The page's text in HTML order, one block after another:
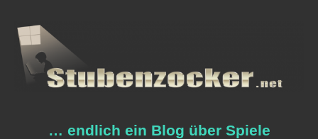
Inhalt
springen
… endlich ein Blog über Spiele